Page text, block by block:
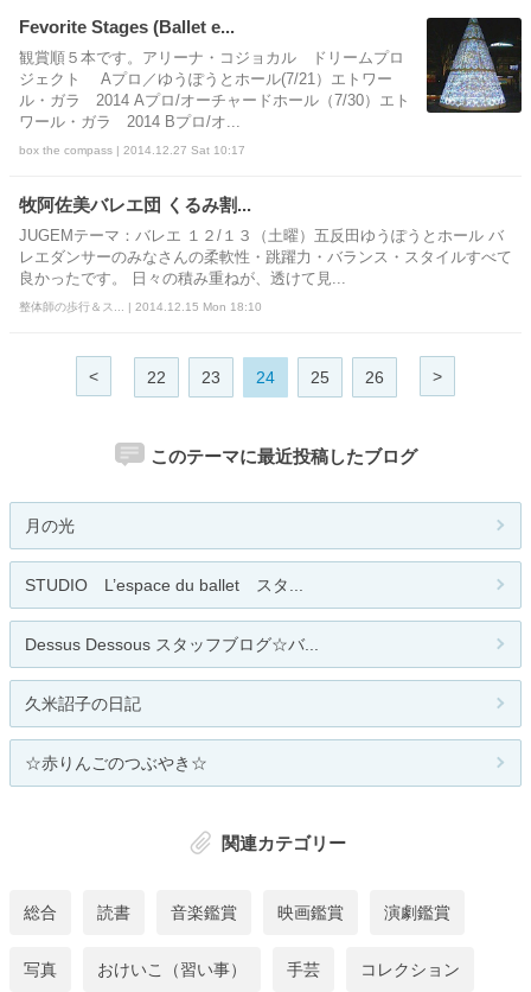
Fevorite Stages (Ballet e...
観賞順５本です。アリーナ・コジョカル ドリームプロ
ジェクト Aプロ／ゆうぽうとホール(7/21）エトワー
ル・ガラ 2014 Aプロ/オーチャードホール（7/30）エト
ワール・ガラ 2014 Bプロ/オ...
box the compass | 2014.12.27 Sat 10:17
牧阿佐美バレエ団 くるみ割...
JUGEMテーマ：バレエ １２/１３（土曜）五反田ゆうぽうとホール バ
レエダンサーのみなさんの柔軟性・跳躍力・バランス・スタイルすべて
良かったです。 日々の積み重ねが、透けて見...
整体師の歩行＆ス... | 2014.12.15 Mon 18:10
< 22 23 24 25 26 >
このテーマに最近投稿したブログ
月の光
STUDIO L’espace du ballet スタ...
Dessus Dessous スタッフブログ☆バ...
久米詔子の日記
☆赤りんごのつぶやき☆
関連カテゴリー
総合 読書 音楽鑑賞 映画鑑賞 演劇鑑賞
写真 おけいこ（習い事） 手芸 コレクション